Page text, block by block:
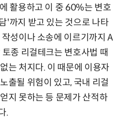
활용하고 이 중 60%는 변호
'까지 받고 있는 것으로 나타
성이나 소송에 이르기까지 A
종 리걸테크는 변호사법 때
는 처지다. 이 때문에 이용자
출될 위험이 있고, 국내 리걸
지 못하는 등 문제가 산적하
.